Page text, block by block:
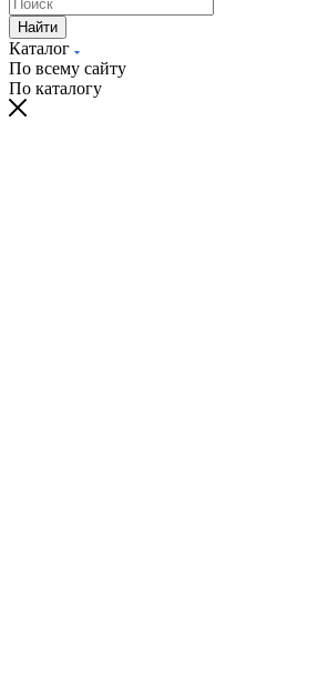
Найти
Каталог
По всему сайту
По каталогу